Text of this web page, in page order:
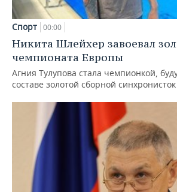
Спорт 00:00
Никита Шлейхер завоевал
чемпионата Европы
Агния Тулупова стала чемпионкой,
составе золотой сборной синхронисток